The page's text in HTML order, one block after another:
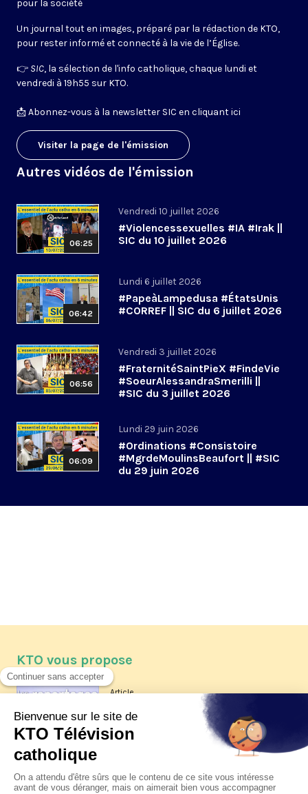
pour la société
Un journal tout en images, préparé par la rédaction de KTO,
pour rester informé et connecté à la vie de l’Église.
👉 SIC, la sélection de l'info catholique, chaque lundi et
vendredi à 19h55 sur KTO.
📩Abonnez-vous à la newsletter SIC en cliquant ici
Visiter la page de l'émission
Autres vidéos de l'émission
06:25
Vendredi 10 juillet 2026
#Violencessexuelles #IA #Irak ||
SIC du 10 juillet 2026
06:42
Lundi 6 juillet 2026
#PapeàLampedusa #ÉtatsUnis
#CORREF || SIC du 6 juillet 2026
06:56
Vendredi 3 juillet 2026
#FraternitéSaintPieX #FindeVie
#SoeurAlessandraSmerilli ||
#SIC du 3 juillet 2026
06:09
Lundi 29 juin 2026
#Ordinations #Consistoire
#MgrdeMoulinsBeaufort || #SIC
du 29 juin 2026
KTO vous propose
Article
Les reportages d'été 2026 de KTO
La visite pastorale du pape Léon
XIV à Assise à suivre sur KTO le
jeudi 6 août